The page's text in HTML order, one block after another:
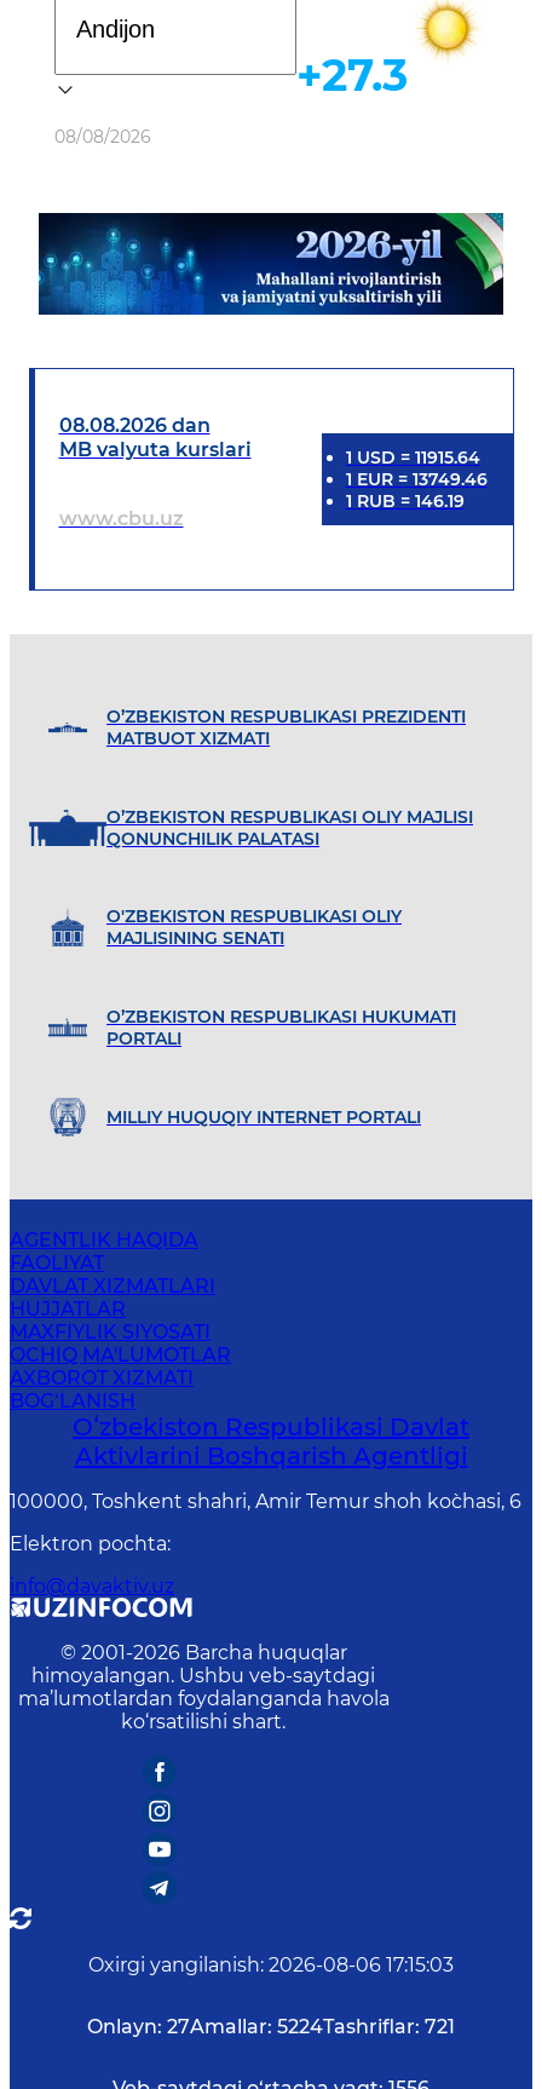
Ob-havo
08/08/2026
+27.3
08.08.2026 dan
MB valyuta kurslari
www.cbu.uz
1 USD = 11915.64
1 EUR= 13749.46
1 RUB = 146.19
O’ZBEKISTON RESPUBLIKASI PREZIDENTI
MATBUOT XIZMATI
O’ZBEKISTON RESPUBLIKASI OLIY MAJLISI
QONUNCHILIK PALATASI
O'ZBEKISTON RESPUBLIKASI OLIY
MAJLISINING SENATI
O’ZBEKISTON RESPUBLIKASI HUKUMATI
PORTALI
MILLIY HUQUQIY INTERNET PORTALI
AGENTLIK HAQIDA
FAOLIYAT
DAVLAT XIZMATLARI
HUJJATLAR
MAXFIYLIK SIYOSATI
OCHIQ MA'LUMOTLAR
AXBOROT XIZMATI
BOG‘LANISH
Oʻzbekiston Respublikasi Davlat
Aktivlarini Boshqarish Agentligi
100000, Toshkent shahri, Amir Temur shoh ko`chasi, 6
Elektron pochta:
info@davaktiv.uz
© 2001-2026 Barcha huquqlar
himoyalangan. Ushbu veb-saytdagi
ma’lumotlardan foydalanganda havola
ko‘rsatilishi shart.
Oxirgi yangilanish: 2026-08-06 17:15:03
Onlayn: 27Amallar: 5224Tashriflar: 721